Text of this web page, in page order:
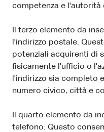
competenza e
Il terzo elemento da
l'indirizzo postale.
potenziali acquirenti di
fisicamente l'ufficio o
l'indirizzo sia completo
numero civico, città e
Il quarto elemento da
telefono. Questo